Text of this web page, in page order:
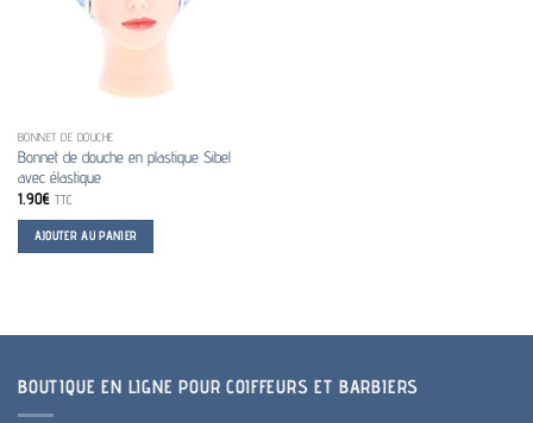
BONNET DE DOUCHE
Bonnet de douche en plastique Sibel
avec élastique
1.90€ TTC
AJOUTER AU PANIER
BOUTIQUE EN LIGNE POUR COIFFEURS ET BARBIERS